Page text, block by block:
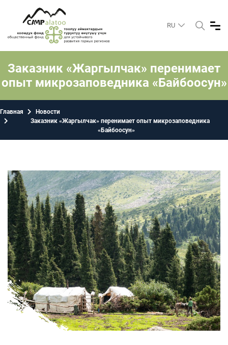
RU
Заказник «Жаргылчак» перенимает
опыт микрозаповедника «Байбоосун»
Главная
Новости
Заказник «Жаргылчак» перенимает опыт микрозаповедника
«Байбоосун»